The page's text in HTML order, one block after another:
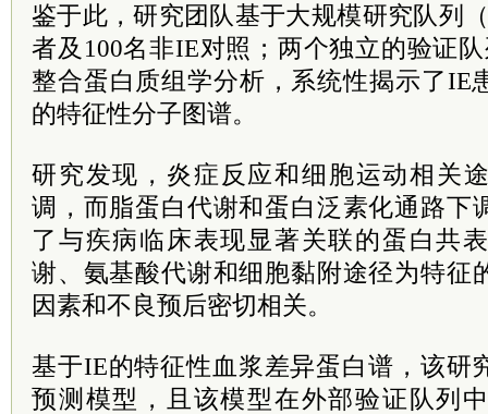
鉴于此，研究团队基于大规模研究队列
者及100名非IE对照；两个独立的验证
整合蛋白质组学分析，系统性揭示了IE
的特征性分子图谱。
研究发现，炎症反应和细胞运动相关
调，而脂蛋白代谢和蛋白泛素化通路下
了与疾病临床表现显著关联的蛋白共
谢、氨基酸代谢和细胞黏附途径为特征
因素和不良预后密切相关。
基于IE的特征性血浆差异蛋白谱，该研
预测模型，且该模型在外部验证队列